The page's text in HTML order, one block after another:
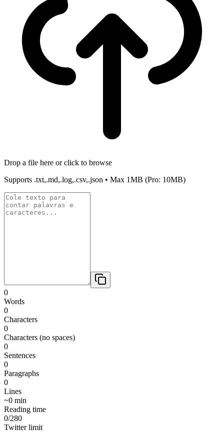
Drop a file here or click to browse
Supports .txt,.md,.log,.csv,.json • Max 1MB (Pro: 10MB)
0
Words
0
Characters
0
Characters (no spaces)
0
Sentences
0
Paragraphs
0
Lines
~0 min
Reading time
0/280
Twitter limit